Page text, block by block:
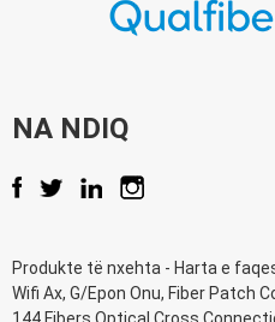
NA NDIQ
Produkte të nxehta - Harta e
Wifi Ax, G/Epon Onu, Fiber Patch